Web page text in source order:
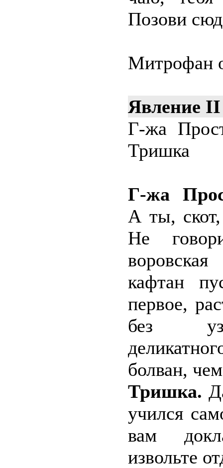
Позови
Митрофан
Явление II
Г-жа
Тришка
Г-жа
А ты,
Не
кафтан
первое,
без
болван,
Тришка.
учился
вам
извольте